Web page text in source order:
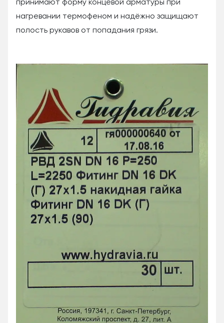
принимают форму концевой арматуры при
нагревании термофеном и надёжно защищают
полость рукавов от попадания грязи.